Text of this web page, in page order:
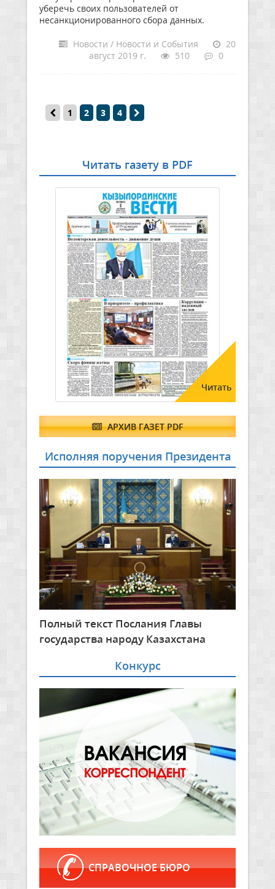
уберечь своих пользователей от
несанкционированного сбора данных.
Новости / Новости и События
20
август 2019 г.
510 0
1 2 3 4
Читать газету в PDF
Читать
АРХИВ ГАЗЕТ PDF
Исполняя поручения Президента
Полный текст Послания Главы
государства народу Казахстана
Конкурс
СПРАВОЧНОЕ БЮРО